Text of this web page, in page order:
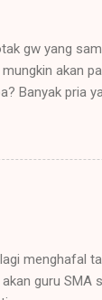
gw yang
akan
Banyak pria
hanya
segi sex
jadi minta
terus
menghafal
guru SMA